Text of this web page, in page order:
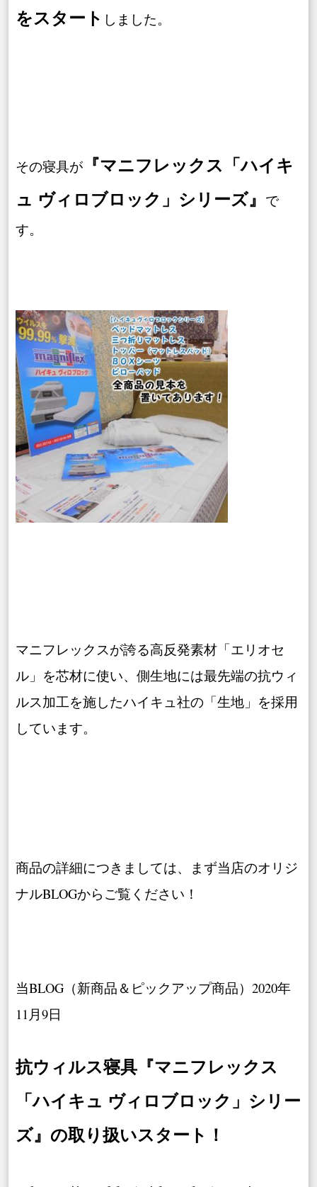
をスタート しました。
その寝具が 『マニフレックス「ハイキ
ュ ヴィロブロック」シリーズ』 で
す。
マニフレックスが誇る高反発素材「エリオセ
ル」を芯材に使い、側生地には最先端の抗ウィ
ルス加工を施したハイキュ社の「生地」を採用
しています。
商品の詳細につきましては、まず当店のオリジ
ナルBLOGからご覧ください！
当BLOG（新商品＆ピックアップ商品）2020年
11月9日
抗ウィルス寝具『マニフレックス
「ハイキュ ヴィロブロック」シリー
ズ』の取り扱いスタート！